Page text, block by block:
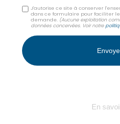
J'autorise ce site à conserver
dans ce formulaire pour faciliter
demande. (Aucune exploitation
données concervées. Voir notre
En